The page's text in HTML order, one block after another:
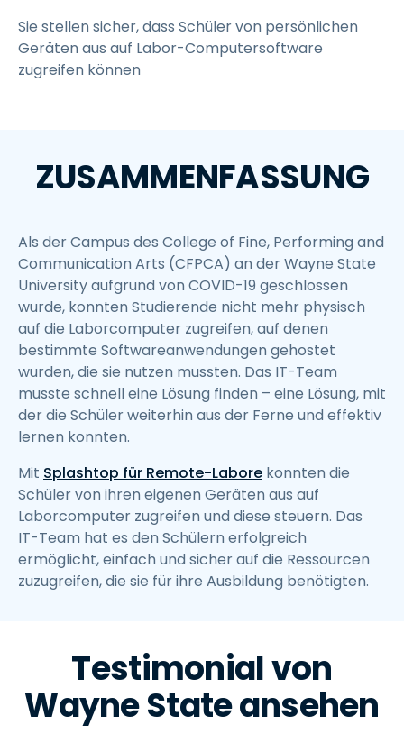
Sie stellen sicher, dass Schüler von persönlichen
Geräten aus auf Labor-Computersoftware
zugreifen können
ZUSAMMENFASSUNG
Als der Campus des College of Fine, Performing and
Communication Arts (CFPCA) an der Wayne State
University aufgrund von COVID-19 geschlossen
wurde, konnten Studierende nicht mehr physisch
auf die Laborcomputer zugreifen, auf denen
bestimmte Softwareanwendungen gehostet
wurden, die sie nutzen mussten. Das IT-Team
musste schnell eine Lösung finden – eine Lösung, mit
der die Schüler weiterhin aus der Ferne und effektiv
lernen konnten.
Mit Splashtop für Remote-Labore konnten die
Schüler von ihren eigenen Geräten aus auf
Laborcomputer zugreifen und diese steuern. Das
IT-Team hat es den Schülern erfolgreich
ermöglicht, einfach und sicher auf die Ressourcen
zuzugreifen, die sie für ihre Ausbildung benötigten.
Testimonial von
Wayne State ansehen